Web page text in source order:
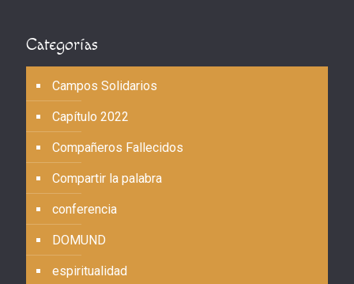
Categorías
Campos Solidarios
Capítulo 2022
Compañeros Fallecidos
Compartir la palabra
conferencia
DOMUND
espiritualidad